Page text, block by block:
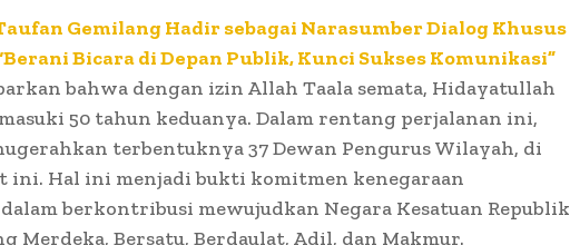
Gemilang Hadir sebagai Narasumber Dialog Khusus
Bicara di Depan Publik, Kunci Sukses Komunikasi”
bahwa dengan izin Allah Taala semata, Hidayatullah
50 tahun keduanya. Dalam rentang perjalanan ini,
terbentuknya 37 Dewan Pengurus Wilayah, di
ini. Hal ini menjadi bukti komitmen kenegaraan
berkontribusi mewujudkan Negara Kesatuan Republik
Merdeka, Bersatu, Berdaulat, Adil, dan Makmur.